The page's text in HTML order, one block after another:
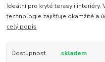
Ideální pro kryté terasy i interiéry.
technologie zajišťuje okamžité a
celý popis
Dostupnost
skladem